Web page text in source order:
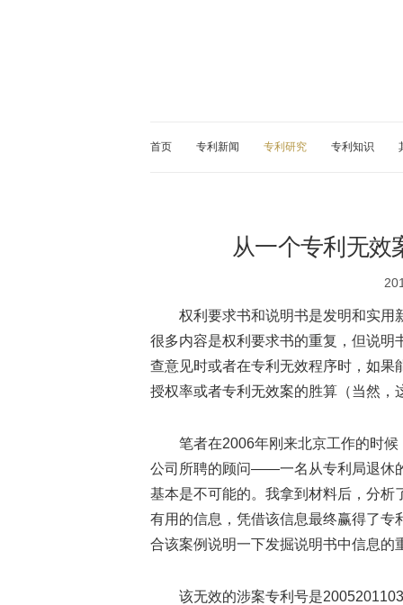
首页 专利新闻 专利研究 专利知识
从一个专利无效
权利要求书和说明书是发明和实用
很多内容是权利要求书的重复，但说
查意见时或者在专利无效程序时，如
授权率或者专利无效案的胜算（当然，
笔者在2006年刚来北京工作的时
公司所聘的顾问——一名从专利局退休
基本是不可能的。我拿到材料后，分
有用的信息，凭借该信息最终赢得了
合该案例说明一下发掘说明书中信息的
该无效的涉案专利号是